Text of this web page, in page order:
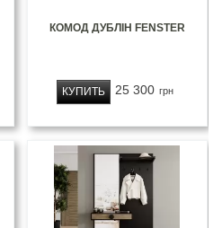
КОМОД ДУБЛІН FENSTER
25 300 грн
КУПИТЬ